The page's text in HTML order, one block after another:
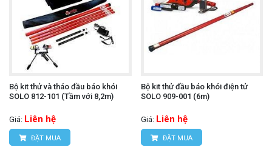
Bộ kit thử và tháo đầu báo khói
SOLO 812-101 (Tầm với 8,2m)
Giá: Liên hệ
ĐẶT MUA
Bộ kit thử đầu báo khói điện tử
SOLO 909-001 (6m)
Giá: Liên hệ
ĐẶT MUA